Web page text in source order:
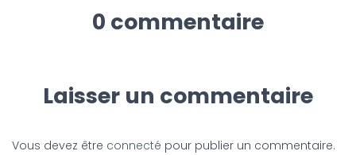
0 commentaire
Laisser un commentaire
Vous devez être connecté pour publier un commentaire.